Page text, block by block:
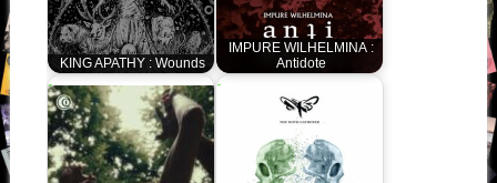
KING APATHY : Wounds
IMPURE WILHELMINA :
Antidote